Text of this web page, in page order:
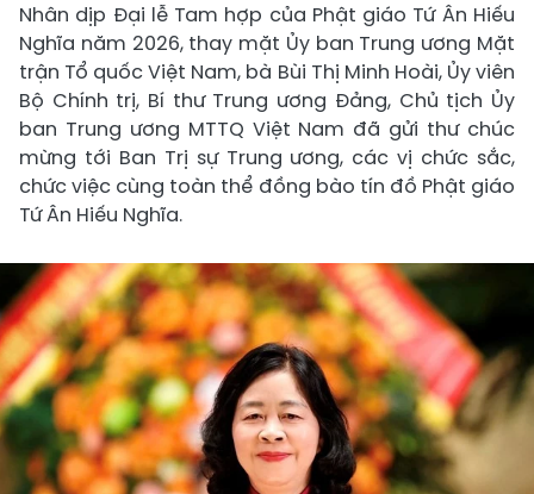
Nhân dịp Đại lễ Tam hợp của Phật giáo Tứ Ân Hiếu
Nghĩa năm 2026, thay mặt Ủy ban Trung ương Mặt
trận Tổ quốc Việt Nam, bà Bùi Thị Minh Hoài, Ủy viên
Bộ Chính trị, Bí thư Trung ương Đảng, Chủ tịch Ủy
ban Trung ương MTTQ Việt Nam đã gửi thư chúc
mừng tới Ban Trị sự Trung ương, các vị chức sắc,
chức việc cùng toàn thể đồng bào tín đồ Phật giáo
Tứ Ân Hiếu Nghĩa.